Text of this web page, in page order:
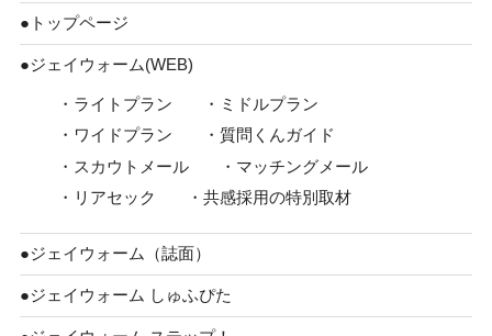
●トップページ
●ジェイウォーム(WEB)
・ライトプラン
・ミドルプラン
・ワイドプラン
・質問くんガイド
・スカウトメール
・マッチングメール
・リアセック
・共感採用の特別取材
●ジェイウォーム（誌面）
●ジェイウォーム しゅふぴた